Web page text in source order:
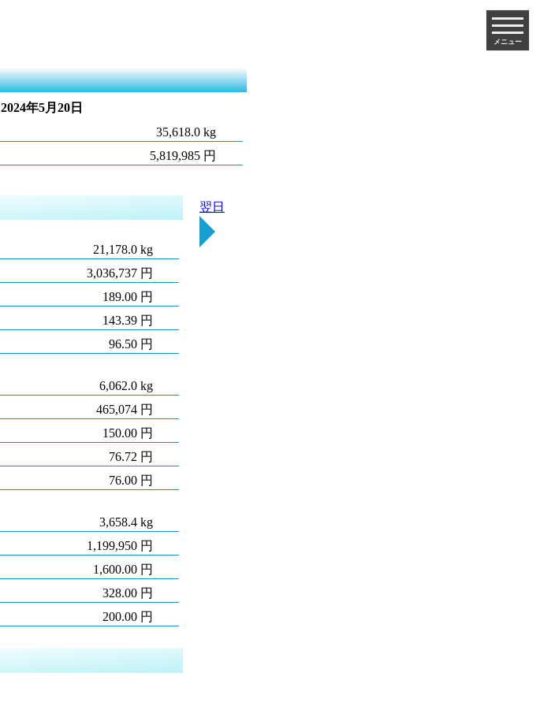
メニュー
2024年5月20日
35,618.0 kg
5,819,985 円
21,178.0 kg
3,036,737 円
189.00 円
143.39 円
96.50 円
6,062.0 kg
465,074 円
150.00 円
76.72 円
76.00 円
3,658.4 kg
1,199,950 円
1,600.00 円
328.00 円
200.00 円
翌日